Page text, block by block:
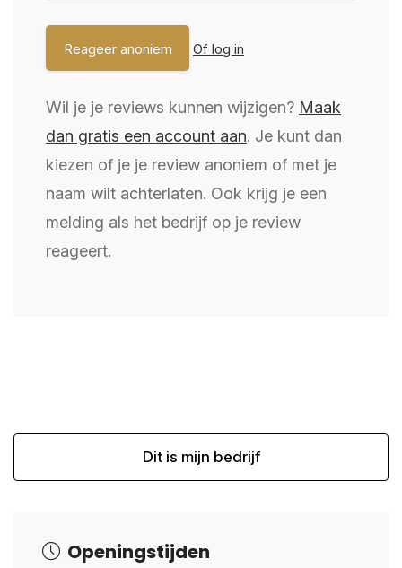
Of log in
Wil je je reviews kunnen wijzigen? Maak
dan gratis een account aan. Je kunt dan
kiezen of je je review anoniem of met je
naam wilt achterlaten. Ook krijg je een
melding als het bedrijf op je review
reageert.
Dit is mijn bedrijf
Openingstijden